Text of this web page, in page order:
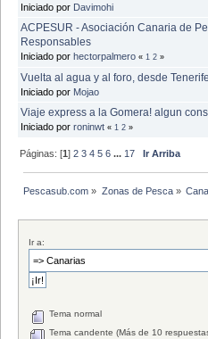
Iniciado por Davimohi
ACPESUR - Asociación Canaria de
Responsables
Iniciado por hectorpalmero « 1 2 »
Vuelta al agua y al foro, desde Tenerife.
Iniciado por Mojao
Viaje express a la Gomera! algun
Iniciado por roninwt « 1 2 »
Páginas: [1]2 3 4 5 6 ... 17 Ir Arriba
Pescasub.com » Zonas de Pesca»
Ir a:
Tema normal
Tema candente (Más de 10